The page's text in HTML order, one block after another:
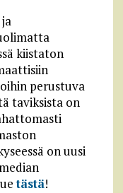
kiistaton
perustuva
taviksista on
on uusi
tästä!